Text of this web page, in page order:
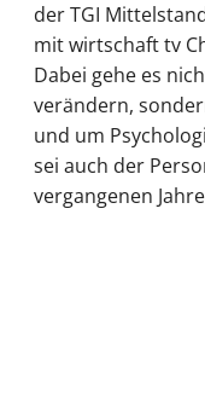
der TGI
mit wirtschaft tv
Dabei gehe es
verändern,
und um
sei auch der
vergangenen